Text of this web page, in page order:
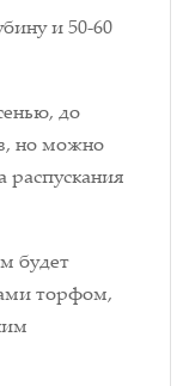
и 50-60
до
но можно
распускания
будет
торфом,